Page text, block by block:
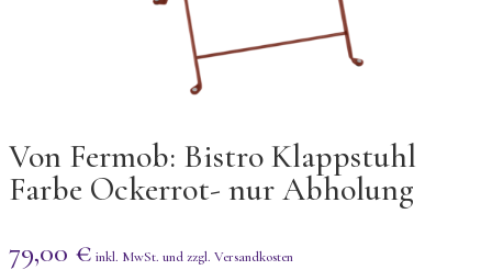
Von Fermob: Bistro Klappstuhl
Farbe Ockerrot- nur Abholung
79,00 €